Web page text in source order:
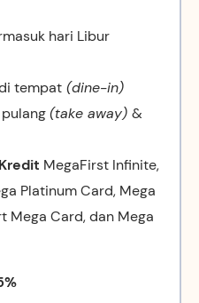
hari Libur
tempat (dine-in)
(take away) &
MegaFirst Infinite,
Platinum Card, Mega
Mega Card, dan Mega